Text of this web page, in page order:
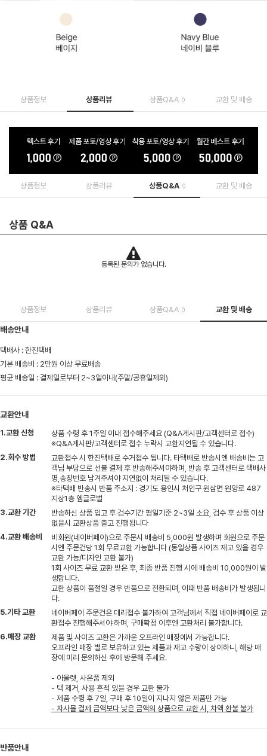
상품정보 상품리뷰 상품Q&A 0 교환 및 배송
상품정보 상품리뷰 상품Q&A 0 교환 및 배송
상품 Q&A
등록된 문의가 없습니다.
상품정보 상품리뷰 상품Q&A 0 교환 및 배송
배송안내
택배사 : 한진택배
기본 배송비 : 2만원 이상 무료배송
평균 배송일 : 결제일로부터 2~3일이내(주말/공휴일제외)
교환안내
1.교환 신청
상품 수령 후 1주일 이내 접수해주세요 (Q&A게시판/고객센터로 접수)
※Q&A게시판/고객센터로 접수 누락시 교환지연될 수 있습니다.
2.회수 방법
교환접수 시 한진택배로 수거접수 됩니다. 타택배로 반송시엔 배송비는 고
객님 부담으로 선불 결제 후 반송해주셔야하며, 반송 후 고객센터로 택배사
명,송장번호 남겨주셔야 지연없이 처리될 수 있습니다.
※타택배 반송시 반품 주소지 : 경기도 용인시 처인구 원삼면 원양로 487
지상1층 엠글로벌
3.교환 기간
반송하신 상품 입고 후 검수기간 평일기준 2~3일 소요, 검수 후 상품 이상
없을시 교환상품 출고 진행됩니다
4.교환 배송비
비회원(네이버페이)으로 주문시 배송비 5,000원 발생하며 회원으로 주문
시엔 주문건당 1회 무료교환 가능합니다 (동일상품 사이즈 재고 있을 경우
교환 가능/디자인 교환 불가)
1회 사이즈 무료 교환 받은 후, 최종 반품 진행 시에 배송비 10,000원이 발
생합니다.
교환 상품이 품절일 경우 반품으로 전환되며, 이때 반품 배송비가 발생됩니
다.
5.기타 교환
네이버페이 주문건은 대리접수 불가하여 고객님께서 직접 네이버페이로 교
환접수 진행해주셔야 하며, 구매확정 이후엔 교환처리 불가합니다.
6.매장 교환
제품 및 사이즈 교환은 가까운 오프라인 매장에서 가능합니다.
오프라인 매장 별로 보유하고 있는 제품과 재고 수량이 상이하니, 해당 매
장에 미리 문의하신 후에 방문해 주세요.
- 아울렛, 사은품 제외
- 택 제거, 사용 흔적 있을 경우 교환 불가
- 제품 수령 후 7일, 구매 후 10일이 지나지 않은 제품만 가능
- 자사몰 결제 금액보다 낮은 금액의 상품으로 교환 시, 차액 환불 불가
반품안내